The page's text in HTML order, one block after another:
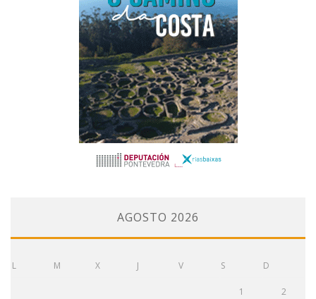
AGOSTO 2026
L M X J V S D
1 2